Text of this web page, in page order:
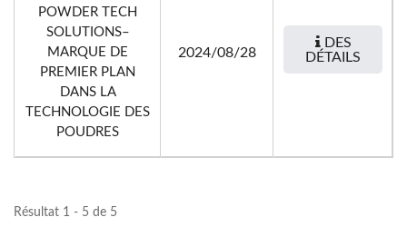
POWDER TECH
SOLUTIONS–
MARQUE DE
PREMIER PLAN
DANS LA
TECHNOLOGIE DES
POUDRES
2024/08/28
DES
DÉTAILS
Résultat 1 - 5 de 5